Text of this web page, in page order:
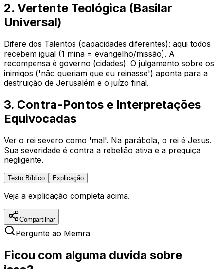
2. Vertente Teológica (Basilar
Universal)
Difere dos Talentos (capacidades diferentes): aqui todos
recebem igual (1 mina = evangelho/missão). A
recompensa é governo (cidades). O julgamento sobre os
inimigos ('não queriam que eu reinasse') aponta para a
destruição de Jerusalém e o juízo final.
3. Contra-Pontos e Interpretações
Equivocadas
Ver o rei severo como 'mal'. Na parábola, o rei é Jesus.
Sua severidade é contra a rebelião ativa e a preguiça
negligente.
Texto Bíblico Explicação
Veja a explicação completa acima.
Compartilhar
Pergunte ao Memra
Ficou com alguma duvida sobre